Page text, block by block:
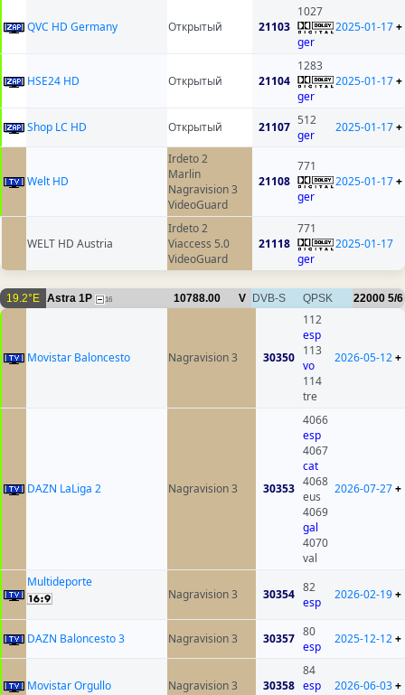
QVC HD Germany Открытый 21103
1027
ger
2025-01-17+
HSE24 HD Открытый 21104
1283
ger
2025-01-17+
Shop LC HD Открытый 21107 512
ger
2025-01-17+
Welt HD
Irdeto 2
Marlin
Nagravision 3
VideoGuard
21108
771
ger
2025-01-17+
WELT HD Austria
Irdeto 2
Viaccess 5.0
VideoGuard
21118
771
ger
2025-01-17
19.2°E Astra 1P 16 10788.00 V DVB-S QPSK 22000 5/6
Movistar Baloncesto Nagravision 3 30350
112
esp
113
vo
114
tre
2026-05-12+
DAZN LaLiga 2 Nagravision 3 30353
4066
esp
4067
cat
4068
eus
4069
gal
4070
val
2026-07-27+
Multideporte
Nagravision 3
30354 82
esp
2026-02-19+
DAZN Baloncesto 3 Nagravision 3 30357 80
esp
2025-12-12+
Movistar Orgullo Nagravision 3 30358
84
esp
2026-06-03+